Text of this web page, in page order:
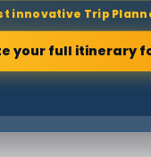
innovative Trip
your full itinerary